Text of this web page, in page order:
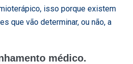
isso porque existem
que vão determinar, ou não, a
médico.